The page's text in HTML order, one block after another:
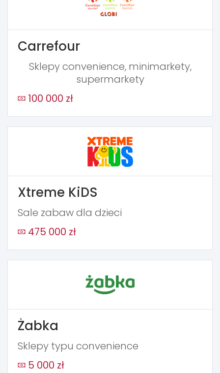
Carrefour
Sklepy convenience, minimarkety,
supermarkety
100 000 zł
Xtreme KiDS
Sale zabaw dla dzieci
475 000 zł
Żabka
Sklepy typu convenience
5 000 zł